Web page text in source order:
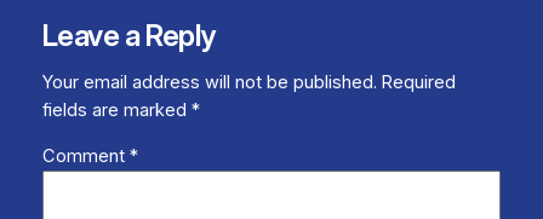
Leave a Reply
Your email address will not be published. Required
fields are marked *
Comment *